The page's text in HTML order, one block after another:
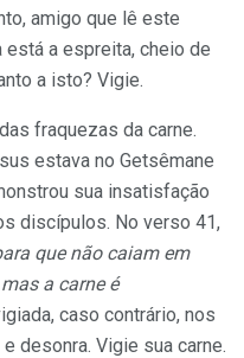
amigo que lê este
a espreita, cheio de
a isto? Vigie.
fraquezas da carne.
estava no Getsêmane
sua insatisfação
discípulos. No verso 41,
que não caiam em
a carne é
caso contrário, nos
desonra. Vigie sua carne.